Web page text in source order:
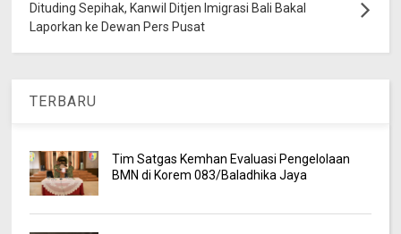
Dituding Sepihak, Kanwil Ditjen Imigrasi Bali Bakal
Laporkan ke Dewan Pers Pusat
TERBARU
Tim Satgas Kemhan Evaluasi Pengelolaan
BMN di Korem 083/Baladhika Jaya